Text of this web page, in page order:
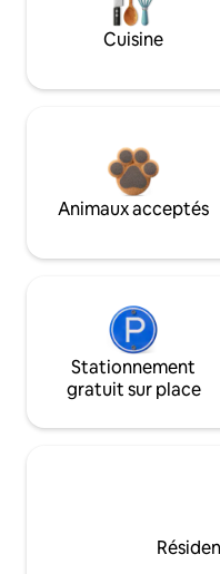
Cuisine
Animaux acceptés
Stationnement
gratuit sur place